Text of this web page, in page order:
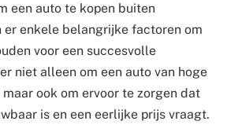
een auto te kopen buiten
er enkele belangrijke factoren om
voor een succesvolle
niet alleen om een auto van hoge
ook om ervoor te zorgen dat
is en een eerlijke prijs vraagt.